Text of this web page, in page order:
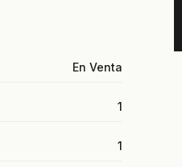
En Venta
1
1